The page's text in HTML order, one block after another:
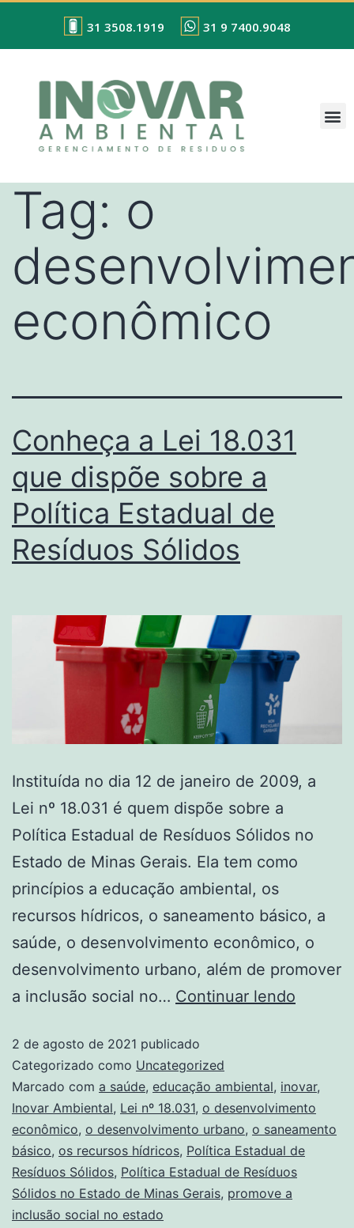
31 3508.1919 31 9 7400.9048
Tag: o
econômico
Conheça a Lei 18.031
que dispõe sobre a
Política Estadual de
Resíduos Sólidos
Instituída no dia 12 de janeiro de 2009, a
Lei nº 18.031 é quem dispõe sobre a
Política Estadual de Resíduos Sólidos no
Estado de Minas Gerais. Ela tem como
princípios a educação ambiental, os
recursos hídricos, o saneamento básico, a
saúde, o desenvolvimento econômico, o
desenvolvimento urbano, além de promover
a inclusão social no… Continuar lendo
2 de agosto de 2021 publicado
Categorizado como Uncategorized
Marcado com a saúde, educação ambiental, inovar,
Inovar Ambiental, Lei nº 18.031, o desenvolvimento
econômico, o desenvolvimento urbano, o saneamento
básico, os recursos hídricos, Política Estadual de
Resíduos Sólidos, Política Estadual de Resíduos
Sólidos no Estado de Minas Gerais, promove a
inclusão social no estado